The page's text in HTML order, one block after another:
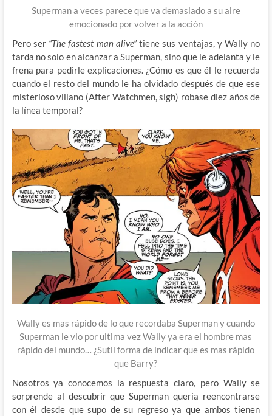
Superman a veces parece que va demasiado a su aire
emocionado por volver a la acción
Pero ser “The fastest man alive”tiene sus ventajas, y Wally no
tarda no solo en alcanzar a Superman, sino que le adelanta y le
frena para pedirle explicaciones. ¿Cómo es que él le recuerda
cuando el resto del mundo le ha olvidado después de que ese
misterioso villano (After Watchmen, sigh) robase diez años de
la línea temporal?
Wally es mas rápido de lo que recordaba Superman y cuando
Superman le vio por ultima vez Wally ya era el hombre mas
rápido del mundo… ¿Sutil forma de indicar que es mas rápido
que Barry?
Nosotros ya conocemos la respuesta claro, pero Wally se
sorprende al descubrir que Superman quería reencontrarse
con él desde que supo de su regreso ya que ambos tienen